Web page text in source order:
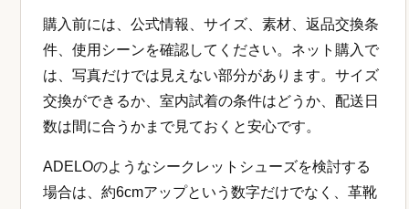
購入前には、公式情報、サイズ、素材、返品交換条
件、使用シーンを確認してください。ネット購入で
は、写真だけでは見えない部分があります。サイズ
交換ができるか、室内試着の条件はどうか、配送日
数は間に合うかまで見ておくと安心です。
ADELOのようなシークレットシューズを検討する
場合は、約6cmアップという数字だけでなく、革靴